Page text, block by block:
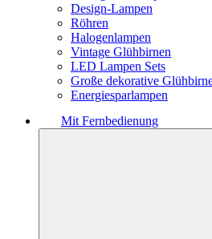
Design-Lampen
Röhren
Halogenlampen
Vintage Glühbirnen
LED Lampen Sets
Große dekorative
Energiesparlampen
Mit Fernbedienung